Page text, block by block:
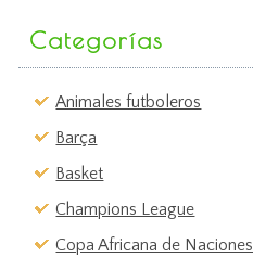
Categorías
Animales futboleros
Barça
Basket
Champions League
Copa Africana de Naciones